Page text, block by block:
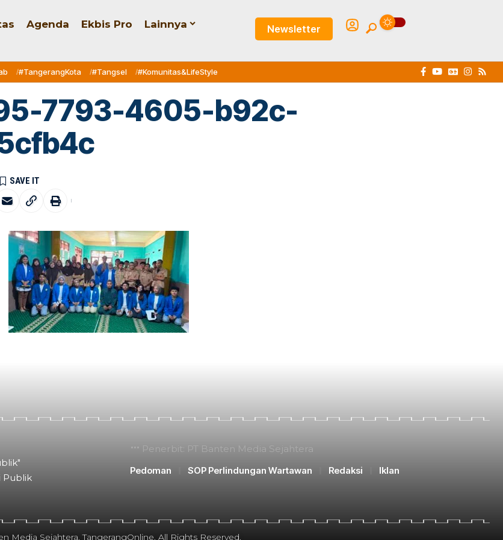
Agenda Ekbis Pro Lainnya Newsletter
#TangerangKota #Tangsel #Komunitas&LifeStyle
7793-4605-b92c-
Publik
Penerbit: PT Banten Media Sejahtera
Pedoman
SOP Perlindungan Wartawan Redaksi Iklan
Media Sejahtera. TangerangOnline. All Rights Reserved.